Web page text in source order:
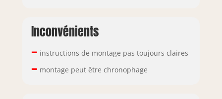
Inconvénients
– instructions de montage pas toujours claires
– montage peut être chronophage